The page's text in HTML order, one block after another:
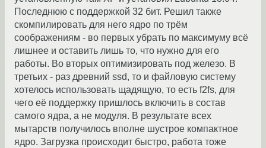
Последнюю с поддержкой 32 бит. Решил также
скомпилировать для него ядро по трём
соображениям - во первых убрать по максимуму всё
лишнее и оставить лишь то, что нужно для его
работы. Во вторых оптимизировать под железо. В
третьих - раз древний ssd, то и файловую систему
хотелось использовать щадящую, то есть f2fs, для
чего её поддержку пришлось включить в состав
самого ядра, а не модуля. В результате всех
мытарств получилось вполне шустрое компактное
ядро. Загрузка происходит быстро, работа тоже